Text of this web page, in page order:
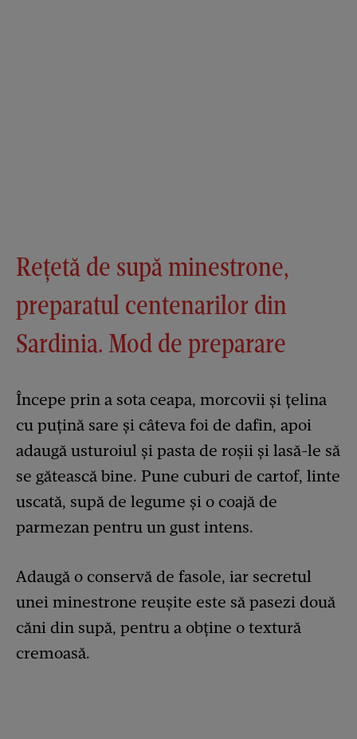
Rețetă de supă minestrone,
preparatul centenarilor din
Sardinia. Mod de preparare
Începe prin a sota ceapa, morcovii și țelina
cu puțină sare și câteva foi de dafin, apoi
adaugă usturoiul și pasta de roșii și lasă-le să
se gătească bine. Pune cuburi de cartof, linte
uscată, supă de legume și o coajă de
parmezan pentru un gust intens.
Adaugă o conservă de fasole, iar secretul
unei minestrone reușite este să pasezi două
căni din supă, pentru a obține o textură
cremoasă.